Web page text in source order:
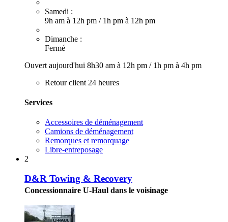
Samedi :
9h am à 12h pm / 1h pm à 12h pm
Dimanche :
Fermé
Ouvert aujourd'hui 8h30 am à 12h pm / 1h pm à 4h pm
Retour client 24 heures
Services
Accessoires de déménagement
Camions de déménagement
Remorques et remorquage
Libre-entreposage
2
D&R Towing & Recovery
Concessionnaire U-Haul dans le voisinage